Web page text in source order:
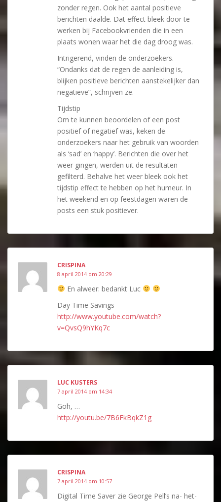
zonder regen. Ook het aantal positieve
berichten daalde. Dat effect bleek door te
werken bij Facebookvrienden die in een
plaats wonen waar het die dag droog was.
Intrigerend, vinden de onderzoekers.
“Ondanks dat de regen de aanleiding is,
blijken positieve berichten aanstekelijker dan
negatieve”, schrijven ze.
Tijdstip
Om te kunnen beoordelen of een post
positief of negatief was, keken de
onderzoekers naar het gebruik van woorden
als ‘sad’ en ‘happy’. Berichten die over het
weer gingen, werden uit de resultaten
gefilterd. Behalve het weer bleek ook het
tijdstip effect te hebben op het humeur. In
het weekend en op feestdagen waren de
posts een stuk positiever.
CRISPINA
8 april 2014 om 20:29
En alweer: bedankt Luc
Day Time Savings
http://www.youtube.com/watch?
v=QvsQ9hYKq7c
LUC KUSTERS
7 april 2014 om 14:34
Goh, …
http://youtu.be/7B6FkBqkZ1g
CRISPINA
7 april 2014 om 10:57
Digital Time Saver zie George Pell’s na- het-